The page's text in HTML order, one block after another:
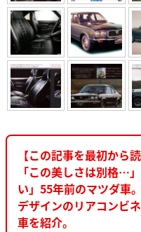
【この記事を最初から読
「この美しさは別格…
い」55年前のマツダ車
デザインのリアコンビ
車を紹介。